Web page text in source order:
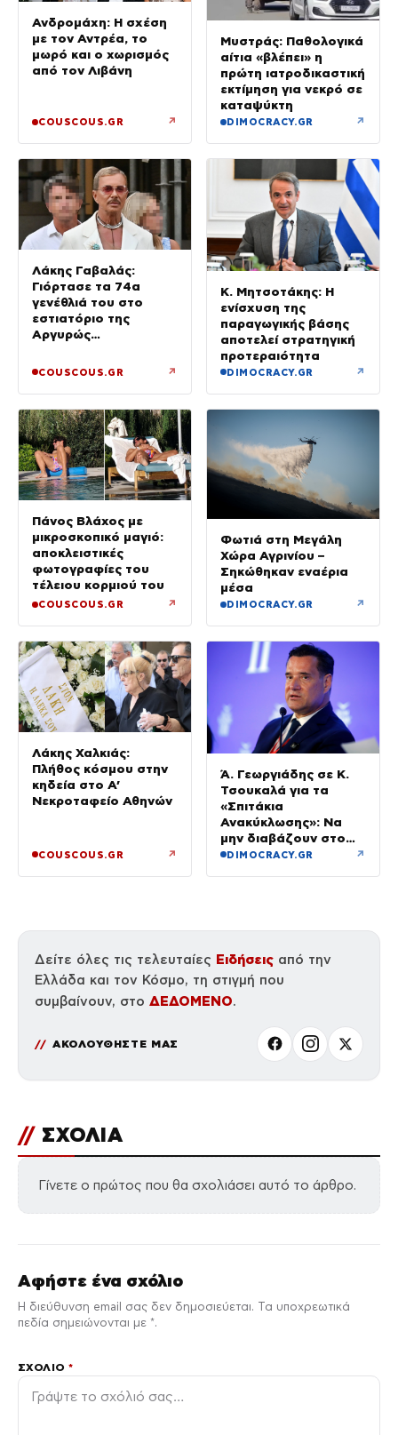
Ανδρομάχη: Η σχέση
με τον Αντρέα, το
μωρό και ο χωρισμός
από τον Λιβάνη
COUSCOUS.GR ↗
Μυστράς: Παθολογικά
αίτια «βλέπει» η
πρώτη ιατροδικαστική
εκτίμηση για νεκρό σε
καταψύκτη
DIMOCRACY.GR ↗
Λάκης Γαβαλάς:
Γιόρτασε τα 74α
γενέθλιά του στο
εστιατόριο της
Αργυρώς
αγαπημένους φίλους
COUSCOUS.GR ↗
Κ. Μητσοτάκης: Η
ενίσχυση της
παραγωγικής βάσης
αποτελεί στρατηγική
προτεραιότητα
DIMOCRACY.GR ↗
Πάνος Βλάχος με
μικροσκοπικό μαγιό:
αποκλειστικές
φωτογραφίες του
τέλειου κορμιού του
COUSCOUS.GR ↗
Φωτιά στη Μεγάλη
Χώρα Αγρινίου –
Σηκώθηκαν εναέρια
μέσα
DIMOCRACY.GR ↗
Λάκης Χαλκιάς:
Πλήθος κόσμου στην
κηδεία στο Α’
Νεκροταφείο Αθηνών
COUSCOUS.GR ↗
Ά. Γεωργιάδης σε Κ.
Τσουκαλά για τα
«Σπιτάκια
Ανακύκλωσης»: Να
μην διαβάζουν στο
ΠΑΣΟΚ μόνο όσα
DIMOCRACY.GR ↗
Δείτε όλες τις τελευταίες Ειδήσεις από την
Ελλάδα και τον Κόσμο, τη στιγμή που
συμβαίνουν, στο ΔΕΔΟΜΕΝΟ.
ΑΚΟΛΟΥΘΗΣΤΕ ΜΑΣ
// ΣΧΟΛΙΑ
Γίνετε ο πρώτος που θα σχολιάσει αυτό το άρθρο.
Αφήστε ένα σχόλιο
Η διεύθυνση email σας δεν δημοσιεύεται. Τα υποχρεωτικά
πεδία σημειώνονται με *.
ΣΧΌΛΙΟ*